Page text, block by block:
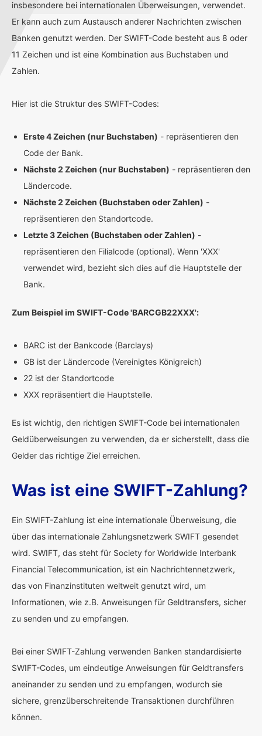
insbesondere bei internationalen Überweisungen, verwendet.
Er kann auch zum Austausch anderer Nachrichten zwischen
Banken genutzt werden. Der SWIFT-Code besteht aus 8 oder
11 Zeichen und ist eine Kombination aus Buchstaben und
Zahlen.
Hier ist die Struktur des SWIFT-Codes:
Erste 4 Zeichen (nur Buchstaben) - repräsentieren den
Code der Bank.
Nächste 2 Zeichen (nur Buchstaben) - repräsentieren den
Ländercode.
Nächste 2 Zeichen (Buchstaben oder Zahlen) -
repräsentieren den Standortcode.
Letzte 3 Zeichen (Buchstaben oder Zahlen) -
repräsentieren den Filialcode (optional). Wenn 'XXX'
verwendet wird, bezieht sich dies auf die Hauptstelle der
Bank.
Zum Beispiel im SWIFT-Code 'BARCGB22XXX':
BARC ist der Bankcode (Barclays)
GB ist der Ländercode (Vereinigtes Königreich)
22 ist der Standortcode
XXX repräsentiert die Hauptstelle.
Es ist wichtig, den richtigen SWIFT-Code bei internationalen
Geldüberweisungen zu verwenden, da er sicherstellt, dass die
Gelder das richtige Ziel erreichen.
Was ist eine SWIFT-Zahlung?
Ein SWIFT-Zahlung ist eine internationale Überweisung, die
über das internationale Zahlungsnetzwerk SWIFT gesendet
wird. SWIFT, das steht für Society for Worldwide Interbank
Financial Telecommunication, ist ein Nachrichtennetzwerk,
das von Finanzinstituten weltweit genutzt wird, um
Informationen, wie z.B. Anweisungen für Geldtransfers, sicher
zu senden und zu empfangen.
Bei einer SWIFT-Zahlung verwenden Banken standardisierte
SWIFT-Codes, um eindeutige Anweisungen für Geldtransfers
aneinander zu senden und zu empfangen, wodurch sie
sichere, grenzüberschreitende Transaktionen durchführen
können.